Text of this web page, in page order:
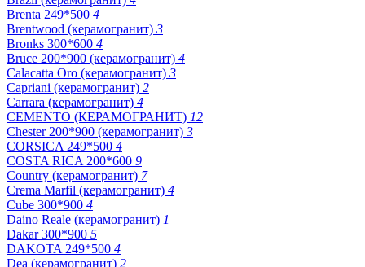
Brenta 249*500 4
Brentwood (керамогранит) 3
Bronks 300*600 4
Bruce 200*900 (керамогранит) 4
Calacatta Oro (керамогранит) 3
Capriani (керамогранит) 2
Carrara (керамогранит) 4
CEMENTO (КЕРАМОГРАНИТ) 12
Chester 200*900 (керамогранит) 3
CORSICA 249*500 4
COSTA RICA 200*600 9
Country (керамогранит) 7
Crema Marfil (керамогранит) 4
Cube 300*900 4
Daino Reale (керамогранит) 1
Dakar 300*900 5
DAKOTA 249*500 4
Dea (керамогранит) 2